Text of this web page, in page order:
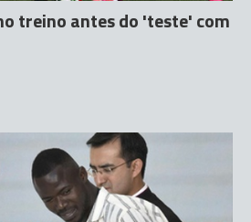
treino antes do 'teste' com